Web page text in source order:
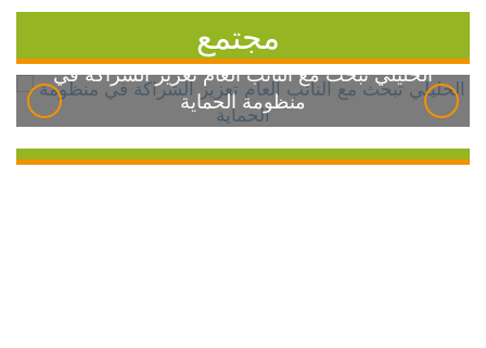
مجتمع
الخليلي تبحث مع النائب العام تعزيز الشراكة في
منظومة الحماية